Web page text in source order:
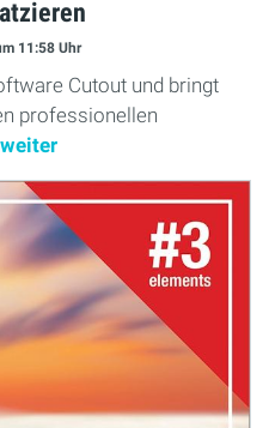
11:58 Uhr
Cutout und bringt
professionellen
weiter